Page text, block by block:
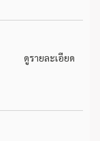
ดูรายละเอียด